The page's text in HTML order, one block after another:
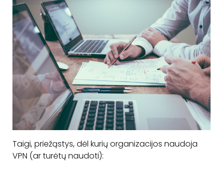
Taigi, priežąstys, dėl kurių organizacijos naudoja
VPN (ar turėtų naudoti):